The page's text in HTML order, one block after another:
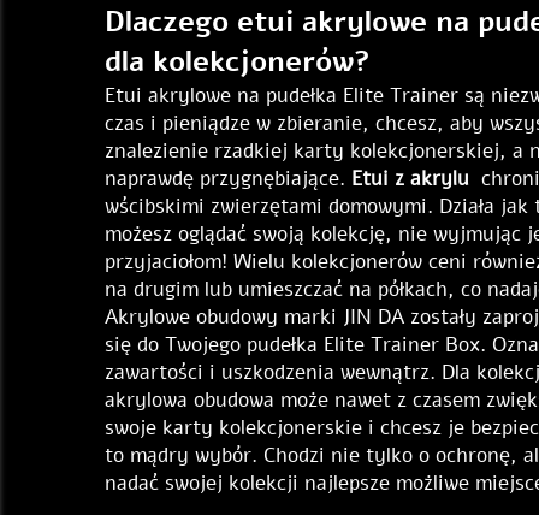
Dlaczego etui akrylowe na
dla kolekcjonerów?
Etui akrylowe na pudełka Elite Trainer są
czas i pieniądze w zbieranie, chcesz, aby
znalezienie rzadkiej karty kolekcjonerskiej, a
naprawdę przygnębiające. Etui z akrylu
wścibskimi zwierzętami domowymi. Działa
możesz oglądać swoją kolekcję, nie wyjmując
przyjaciołom! Wielu kolekcjonerów ceni
na drugim lub umieszczać na półkach, co
Akrylowe obudowy marki JIN DA zostały
się do Twojego pudełka Elite Trainer Box.
zawartości i uszkodzenia wewnątrz. Dla
akrylowa obudowa może nawet z czasem
swoje karty kolekcjonerskie i chcesz je
to mądry wybór. Chodzi nie tylko o ochronę,
nadać swojej kolekcji najlepsze możliwe